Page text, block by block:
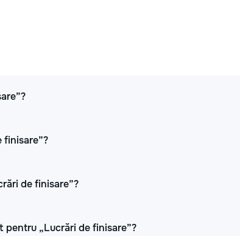
de finisare”?
„Lucrări de finisare”?